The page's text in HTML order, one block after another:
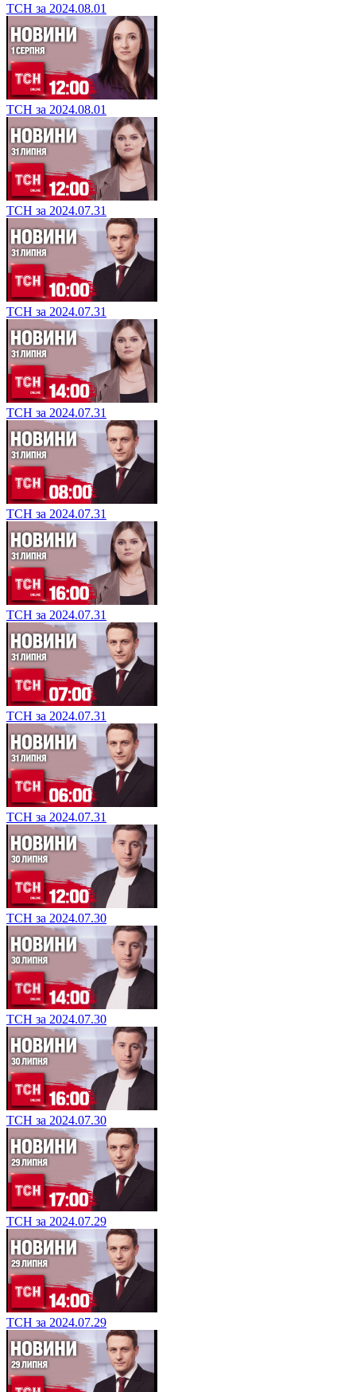
ТСН за 2024.08.01
ТСН за 2024.08.01
ТСН за 2024.07.31
ТСН за 2024.07.31
ТСН за 2024.07.31
ТСН за 2024.07.31
ТСН за 2024.07.31
ТСН за 2024.07.31
ТСН за 2024.07.31
ТСН за 2024.07.30
ТСН за 2024.07.30
ТСН за 2024.07.30
ТСН за 2024.07.29
ТСН за 2024.07.29